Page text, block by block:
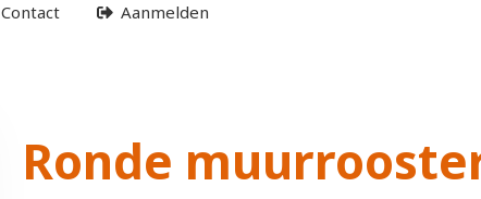
Contact Aanmelden
Ronde